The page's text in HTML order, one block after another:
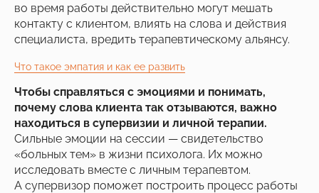
во время работы действительно могут мешать
контакту с клиентом, влиять на слова и действия
специалиста, вредить терапевтическому альянсу.
Что такое эмпатия и как ее развить
Чтобы справляться с эмоциями и понимать,
почему слова клиента так отзываются, важно
находиться в супервизии и личной терапии.
Сильные эмоции на сессии — свидетельство
«больных тем» в жизни психолога. Их можно
исследовать вместе с личным терапевтом.
А супервизор поможет построить процесс работы